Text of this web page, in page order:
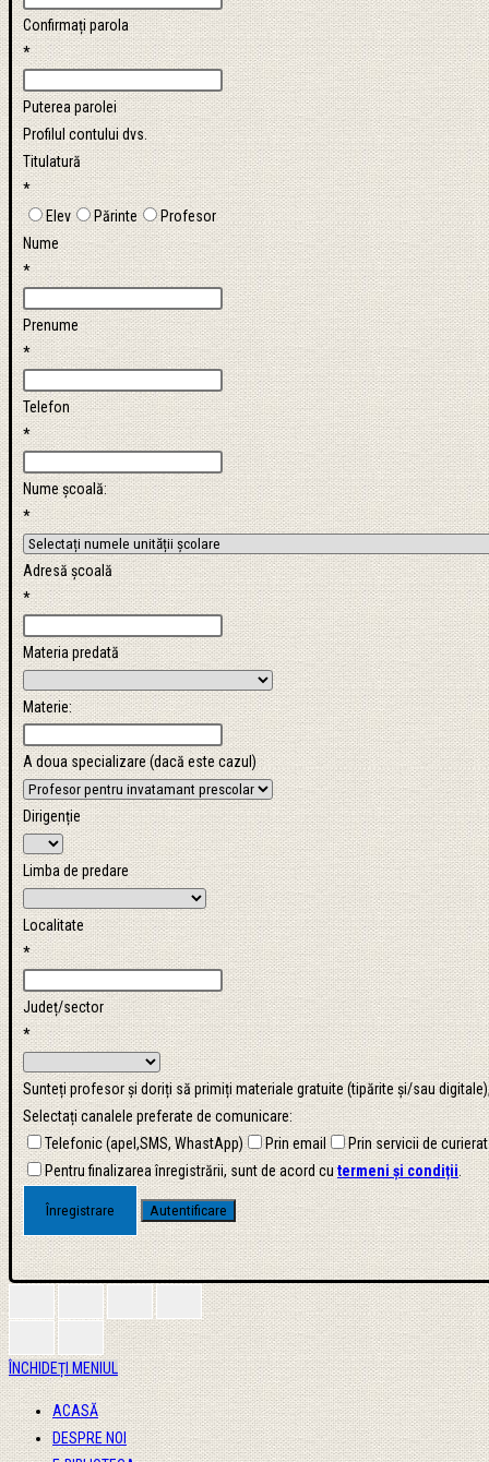
Confirmați parola
*
Puterea parolei
Profilul contului dvs.
Titulatură
*
Elev
Părinte
Profesor
Nume
*
Prenume
*
Telefon
*
Nume școală:
*
Adresă școală
*
Materia predată
Materie:
A doua specializare (dacă este cazul)
Dirigenție
Limba de predare
Localitate
*
Județ/sector
*
Sunteți profesor și doriți să primiți materiale gratuite (tipărite și/sau
Selectați canalele preferate de comunicare:
Telefonic (apel,SMS, WhastApp)
Prin email
Prin servicii de curierat
Pentru finalizarea înregistrării, sunt de acord cutermeni și condiții.
ÎNCHIDEȚI MENIUL
ACASĂ
DESPRE NOI